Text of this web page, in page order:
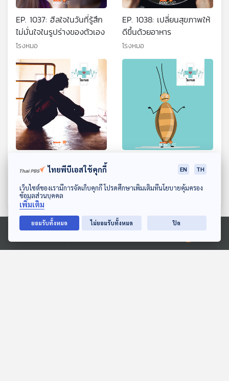
ดาวน์โหลด Thai PBS Podcast Application
Ⓒ 2020 องค์การกระจายเสียงและแพร่ภาพสาธารณะแห่งประเทศไทย
EP. 1037: ฮีลใจในวันที่รู้สึก
ไม่มั่นใจในรูปร่างของตัวเอง
โรงหมอ
EP. 1038: เปลี่ยนสุขภาพให้
ดีขึ้นด้วยอาหาร
โรงหมอ
ถูกทำลาย เสี่ยงกลายเป็น
โรคจิต
โรงหมอ
EP. 1040: แมลงสาบ
อันตรายกว่าเราที่คิด
โรงหมอ
ตอนที่เกี่ยวข้อง
ไทยพีบีเอสใช้คุกกี้ EN TH
เว็บไซต์ของเรามีการจัดเก็บคุกกี้ โปรดศึกษาเพิ่มเติมที่นโยบายคุ้มครอง
ข้อมูลส่วนบุคคล
เพิ่มเติม
ยอมรับทั้งหมด ไม่ยอมรับทั้งหมด ปิด